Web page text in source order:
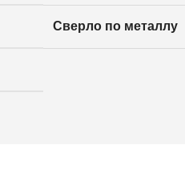
Сверло по металлу